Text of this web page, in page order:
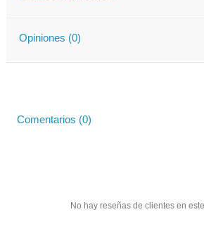
Opiniones (0)
Comentarios (0)
No hay reseñas de clientes en